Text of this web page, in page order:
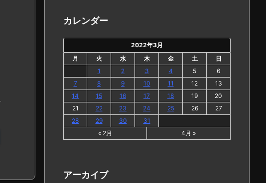
カレンダー
2022年3月
月
火 水 木 金 土
日
1
2 3 4 5
6
7
8 9 10 11 12
13
14
15 16 17 18 19
20
21
22 23 24 25 26
27
28
29 30
31
« 2月
4月 »
アーカイブ